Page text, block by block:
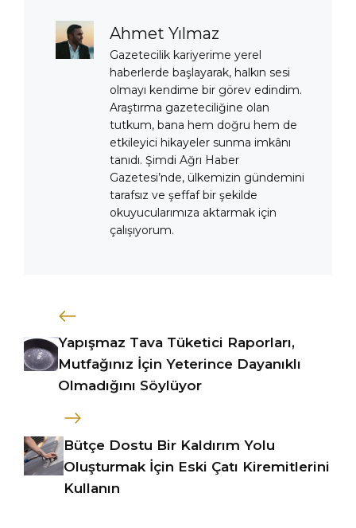
Ahmet Yılmaz
Gazetecilik kariyerime yerel
haberlerde başlayarak, halkın sesi
olmayı kendime bir görev edindim.
Araştırma gazeteciliğine olan
tutkum, bana hem doğru hem de
etkileyici hikayeler sunma imkânı
tanıdı. Şimdi Ağrı Haber
Gazetesi’nde, ülkemizin gündemini
tarafsız ve şeffaf bir şekilde
okuyucularımıza aktarmak için
çalışıyorum.
Yapışmaz Tava Tüketici Raporları,
Mutfağınız İçin Yeterince Dayanıklı
Olmadığını Söylüyor
Bütçe Dostu Bir Kaldırım Yolu
Oluşturmak İçin Eski Çatı Kiremitlerini
Kullanın